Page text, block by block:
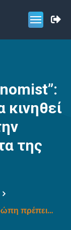
της
Β. Κικίλιας στο “Economist”: «Η Ευρώπη πρέπει να κινηθεί ταχύτερα για την ανταγωνιστικότητα της ναυτιλίας»